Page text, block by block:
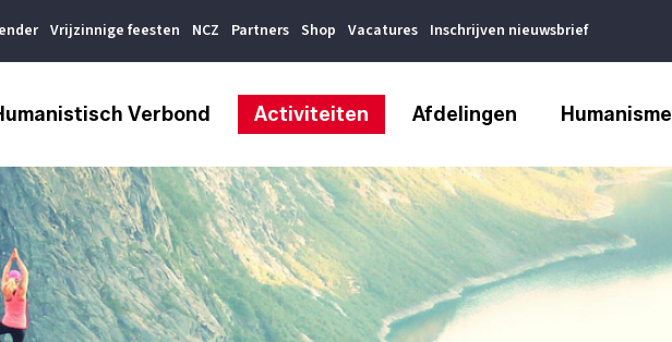
Vrijzinnige feesten NCZ Partners Shop Vacatures Inschrijven nieuwsbrief
Verbond Activiteiten Afdelingen Humanisme